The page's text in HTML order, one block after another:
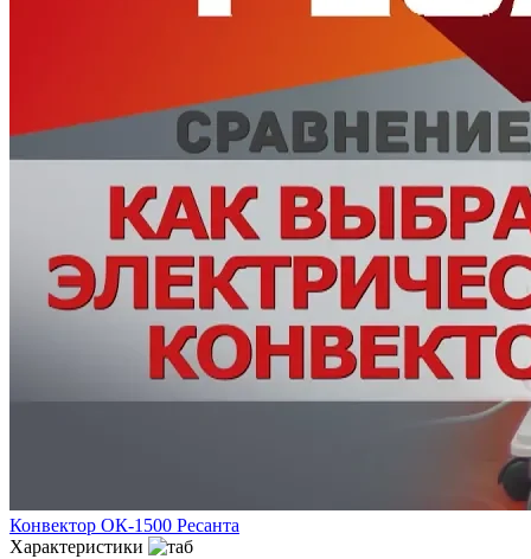
Конвектор ОК-1500 Ресанта
Характеристики